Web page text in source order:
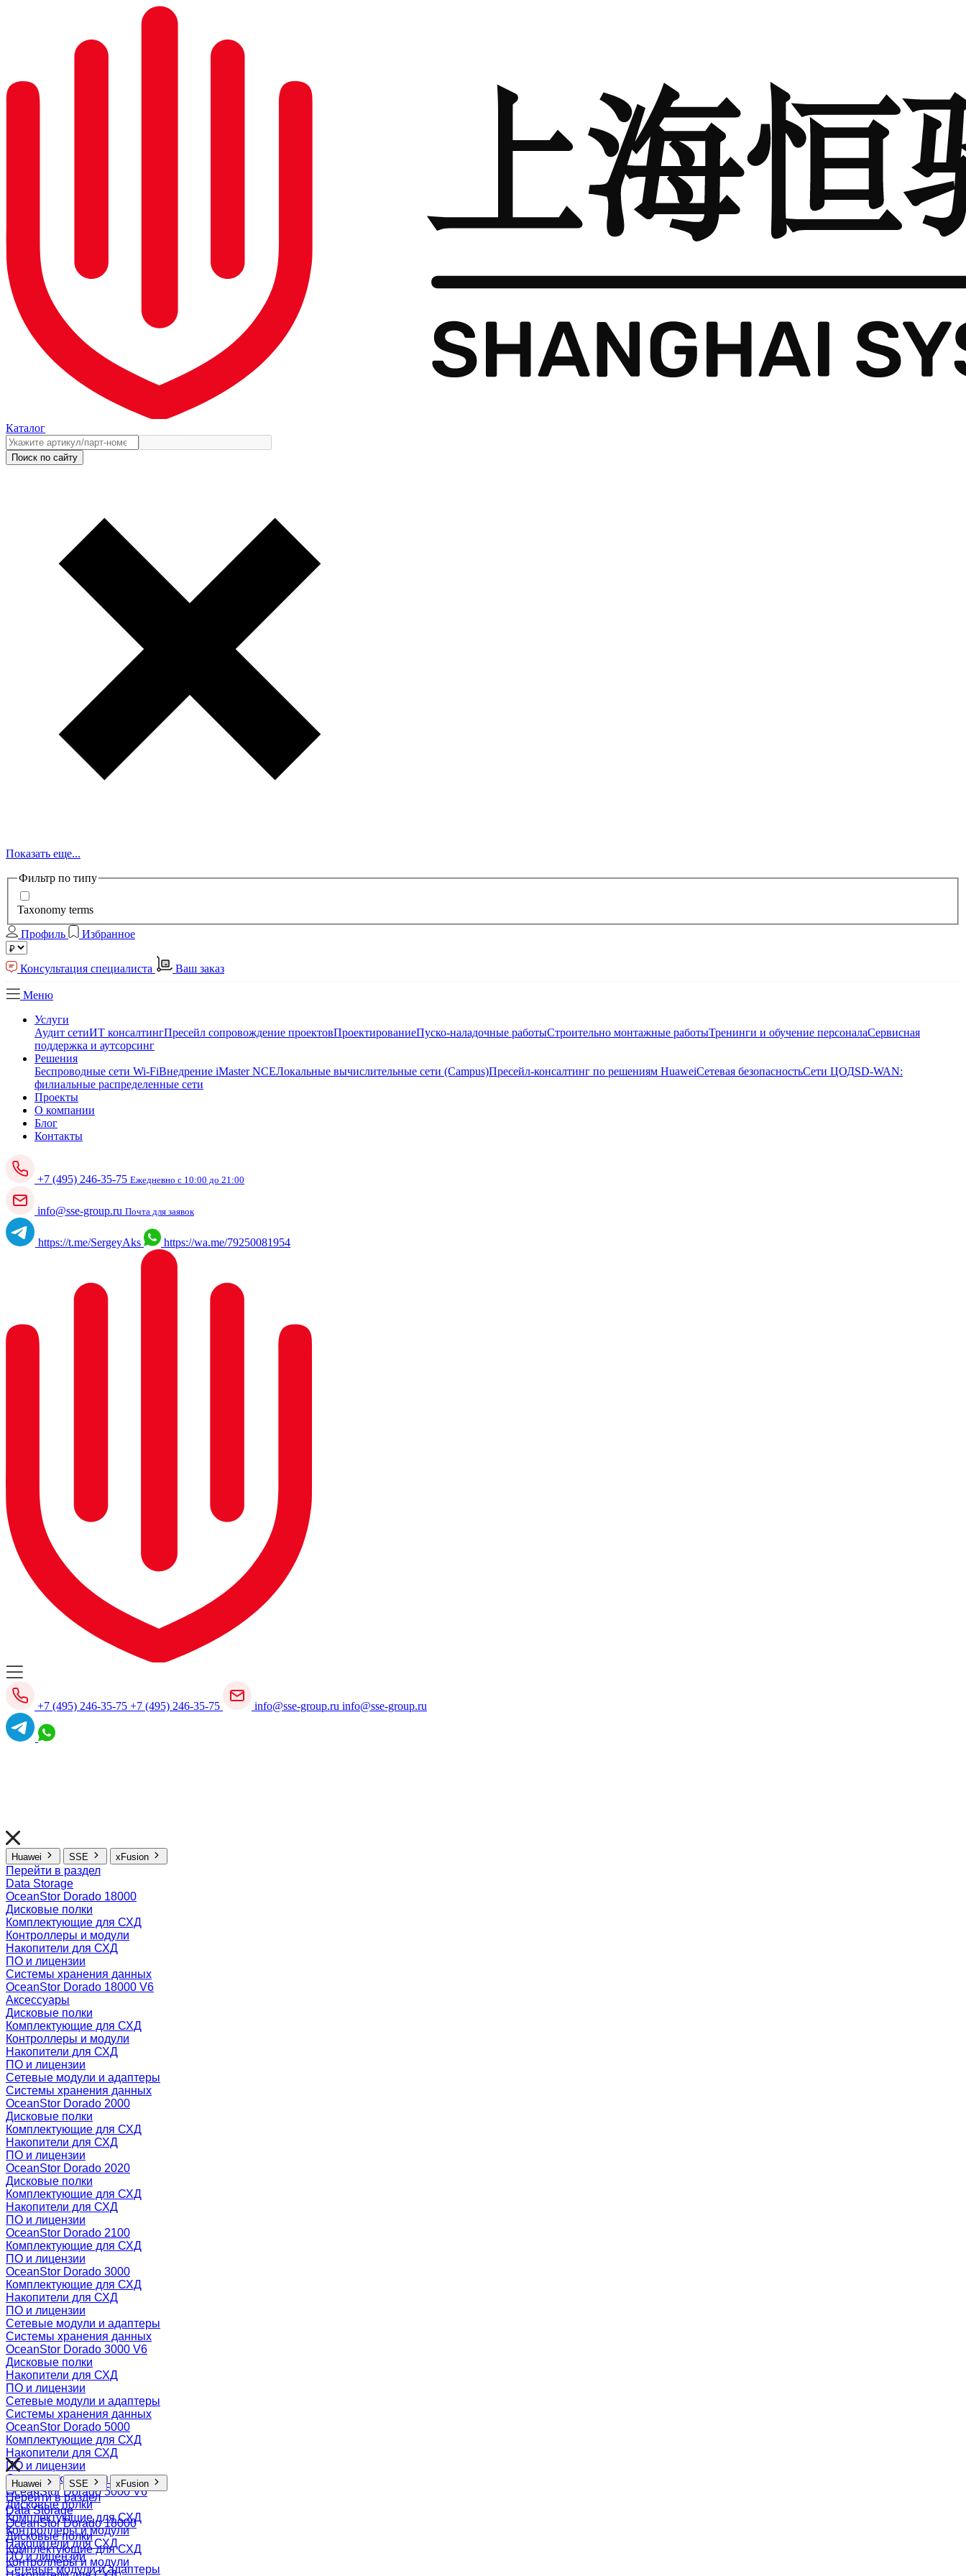
Каталог
Поиск по сайту
Показать еще...
Фильтр по типу
Taxonomy terms
Профиль
Избранное
Консультация специалиста Ваш заказ
Меню
Услуги
Аудит сетиИТ консалтингПресейл сопровождение проектовПроектированиеПуско-наладочные работыСтроительно монтажные работыТренинги и обучение персоналаСервисная
поддержка и аутсорсинг
Решения
Беспроводные сети Wi-FiВнедрение iMaster NCEЛокальные вычислительные сети (Campus)Пресейл-консалтинг по решениям HuaweiСетевая безопасностьСети ЦОДSD-WAN:
филиальные распределенные сети
Проекты
О компании
Блог
Контакты
+7 (495) 246-35-75 Ежедневно с 10:00 до 21:00
info@sse-group.ru Почта для заявок
https://t.me/SergeyAks https://wa.me/79250081954
+7 (495) 246-35-75 +7 (495) 246-35-75 info@sse-group.ru info@sse-group.ru
Huawei SSE xFusion
Перейти в раздел
Data Storage
OceanStor Dorado 18000
Дисковые полки
Комплектующие для СХД
Контроллеры и модули
Накопители для СХД
ПО и лицензии
Системы хранения данных
OceanStor Dorado 18000 V6
Аксессуары
Дисковые полки
Комплектующие для СХД
Контроллеры и модули
Накопители для СХД
ПО и лицензии
Сетевые модули и адаптеры
Системы хранения данных
OceanStor Dorado 2000
Дисковые полки
Комплектующие для СХД
Накопители для СХД
ПО и лицензии
OceanStor Dorado 2020
Дисковые полки
Комплектующие для СХД
Накопители для СХД
ПО и лицензии
OceanStor Dorado 2100
Комплектующие для СХД
ПО и лицензии
OceanStor Dorado 3000
Комплектующие для СХД
Накопители для СХД
ПО и лицензии
Сетевые модули и адаптеры
Системы хранения данных
OceanStor Dorado 3000 V6
Дисковые полки
Накопители для СХД
ПО и лицензии
Сетевые модули и адаптеры
Системы хранения данных
OceanStor Dorado 5000
Комплектующие для СХД
Накопители для СХД
ПО и лицензии
Системы хранения данных
OceanStor Dorado 5000 V6
Дисковые полки
Комплектующие для СХД
Контроллеры и модули
Накопители для СХД
ПО и лицензии
Сетевые модули и адаптеры
Huawei SSE xFusion
Перейти в раздел
Data Storage
OceanStor Dorado 18000
Дисковые полки
Комплектующие для СХД
Контроллеры и модули